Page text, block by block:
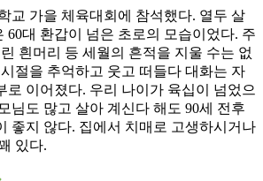
교 가을 체육대회에 참석했다. 열두 살
60대 환갑이 넘은 초로의 모습이었다. 주
흰머리 등 세월의 흔적을 지울 수는 없
절을 추억하고 웃고 떠들다 대화는 자
로 이어졌다. 우리 나이가 육십이 넘었으
님도 많고 살아 계신다 해도 90세 전후
좋지 않다. 집에서 치매로 고생하시거나
있다.